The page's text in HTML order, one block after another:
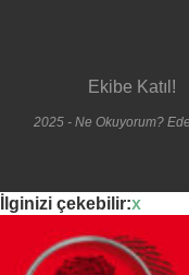
Ekibe Katıl!
2025 - Ne Okuyorum?
İlginizi çekebilir:x